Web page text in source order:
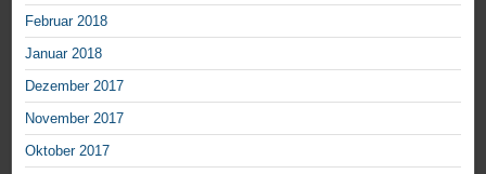
Februar 2018
Januar 2018
Dezember 2017
November 2017
Oktober 2017